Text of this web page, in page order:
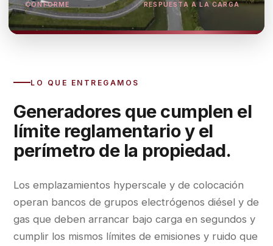
CONFORME RESPUESTA A LA CARGA
LO QUE ENTREGAMOS
Generadores que cumplen el
límite reglamentario y el
perímetro de la propiedad.
Los emplazamientos hyperscale y de colocación
operan bancos de grupos electrógenos diésel y de
gas que deben arrancar bajo carga en segundos y
cumplir los mismos límites de emisiones y ruido que